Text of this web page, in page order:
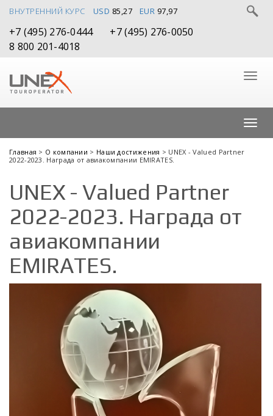
ВНУТРЕННИЙ КУРС USD 85,27 EUR 97,97
+7 (495) 276-0444
+7 (495) 276-0050
8 800 201-4018
Главная > О компании > Наши достижения > UNEX - Valued Partner
2022-2023. Награда от авиакомпании EMIRATES.
UNEX - Valued Partner
2022-2023. Награда от
авиакомпании
EMIRATES.